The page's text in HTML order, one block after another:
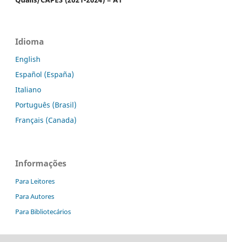
Idioma
English
Español (España)
Italiano
Português (Brasil)
Français (Canada)
Informações
Para Leitores
Para Autores
Para Bibliotecários